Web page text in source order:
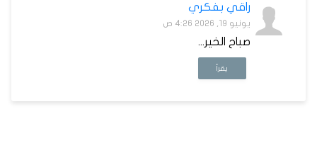
راقي بفكري
يونيو 19, 2026 4:26 ص
صباح الخير...
يقرأ